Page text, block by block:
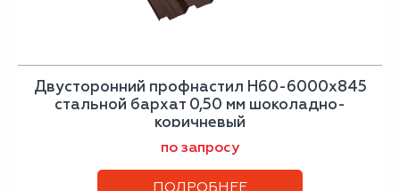
Двусторонний профнастил Н60-6000х845
стальной бархат 0,50 мм шоколадно-
коричневый
по запросу
ПОДРОБНЕЕ